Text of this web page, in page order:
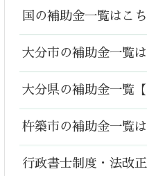
国の補助金一覧はこ
大分市の補助金一覧
大分県の補助金一覧
杵築市の補助金一覧
行政書士制度・法改